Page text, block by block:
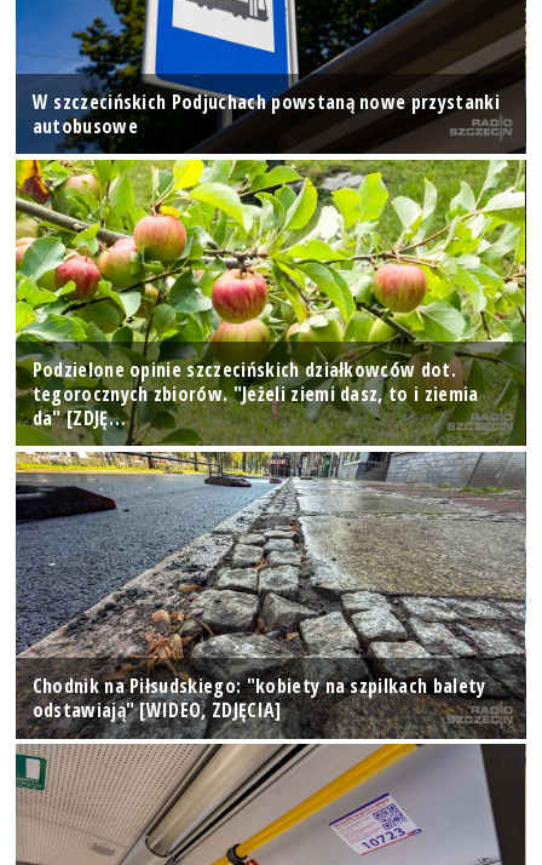
W szczecińskich Podjuchach powstaną nowe przystanki
autobusowe
Podzielone opinie szczecińskich działkowców dot.
tegorocznych zbiorów. "Jeżeli ziemi dasz, to i ziemia
da" [ZDJĘ…
Chodnik na Piłsudskiego: "kobiety na szpilkach balety
odstawiają" [WIDEO, ZDJĘCIA]